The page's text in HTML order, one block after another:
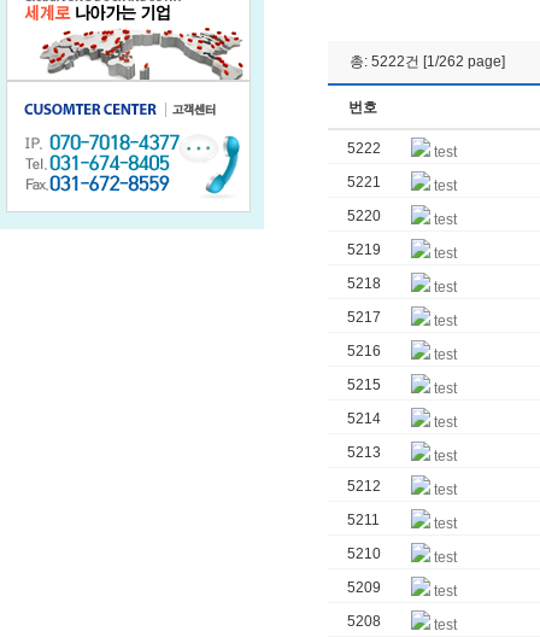
총: 5222건 [1/262 page]
번호
5222
test
5221
test
5220
test
5219
test
5218
test
5217
test
5216
test
5215
test
5214
test
5213
test
5212
test
5211
test
5210
test
5209
test
5208
test